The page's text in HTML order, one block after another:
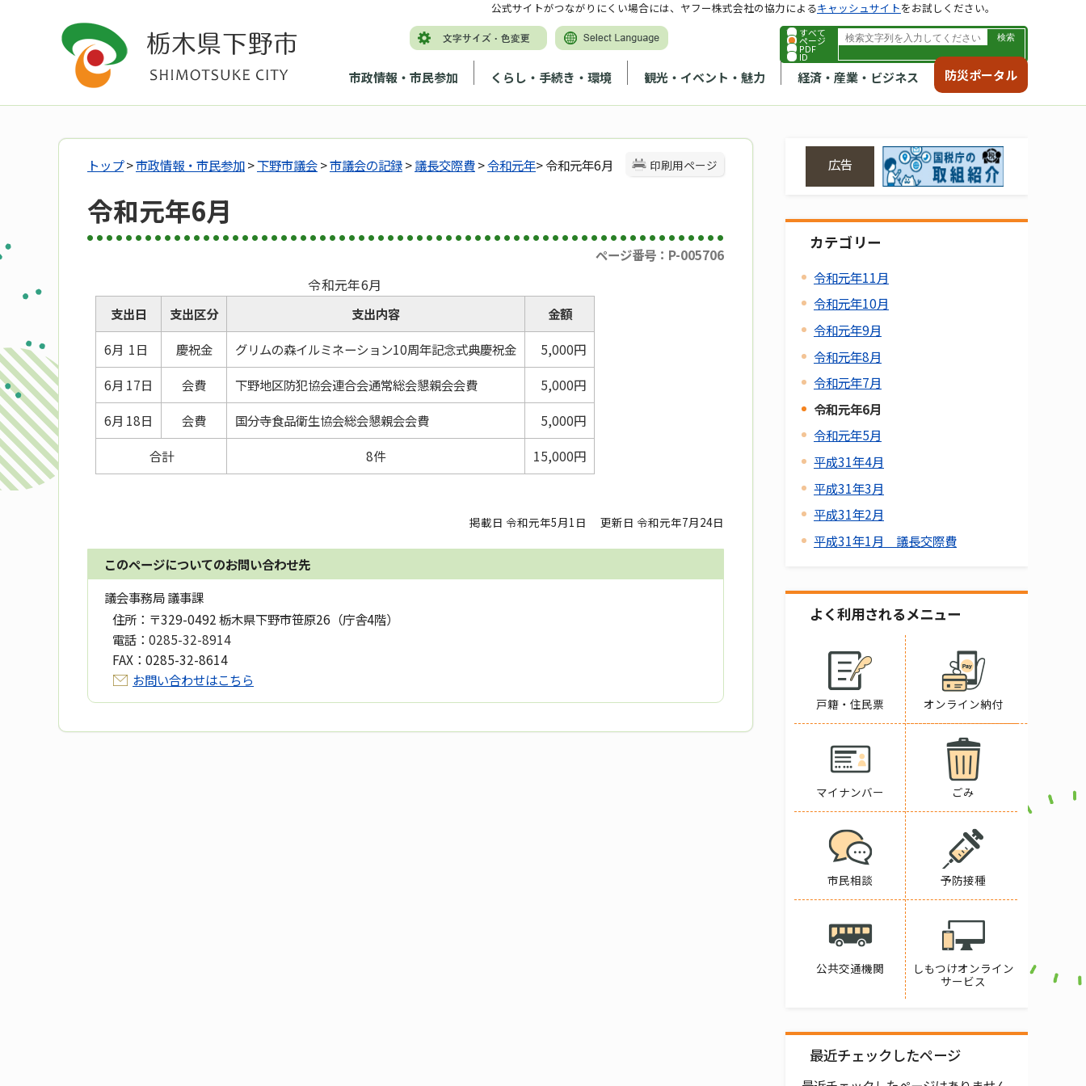
すべて
ページ
PDF
ID
市政情報・市民参加 くらし・手続き・環境 観光・イベント・魅力 経済・産業・ビジネス 防災ポータル
公式サイトがつながりにくい場合には、ヤフー株式会社の協力によるキャッシュサイトをお試しください。
印刷用ページ
トップ>市政情報・市民参加>下野市議会>市議会の記録>議長交際費>令和元年> 令和元年6月
令和元年6月
ページ番号：P-005706
令和元年6月
支出日 支出区分 支出内容
金額
6月 1日
慶祝金 グリムの森イルミネーション10周年記念式典慶祝金
5,000円
6月 17日
会費 下野地区防犯協会連合会通常総会懇親会会費
5,000円
6月 18日
会費 国分寺食品衛生協会総会懇親会会費
5,000円
合計
8件 15,000円
掲載日 令和元年5月1日 更新日 令和元年7月24日
このページについてのお問い合わせ先
議会事務局 議事課
住所： 〒329-0492 栃木県下野市笹原26（庁舎4階）
電話： 0285-32-8914
FAX： 0285-32-8614
お問い合わせはこちら
広告
カテゴリー
令和元年11月
令和元年10月
令和元年9月
令和元年8月
令和元年7月
令和元年6月
令和元年5月
平成31年4月
平成31年3月
平成31年2月
平成31年1月 議長交際費
よく利用されるメニュー
戸籍・住民票 オンライン納付
マイナンバー ごみ
市民相談 予防接種
公共交通機関
しもつけオンライン
サービス
最近チェックしたページ